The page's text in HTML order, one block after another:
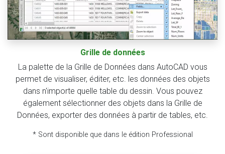
Grille de données
La palette de la Grille de Données dans AutoCAD vous
permet de visualiser, éditer, etc. les données des objets
dans n'importe quelle table du dessin. Vous pouvez
également sélectionner des objets dans la Grille de
Données, exporter des données à partir de tables, etc.
* Sont disponible que dans le édition Professional